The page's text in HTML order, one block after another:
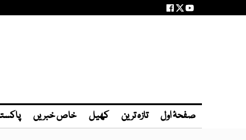
صفحۂ اول تازہ ترین کھیل خاص خبریں